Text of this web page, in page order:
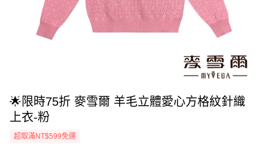
🌟限時75折 麥雪爾 羊毛立體愛心方格紋針織
上衣-粉
超取滿NT$599免運